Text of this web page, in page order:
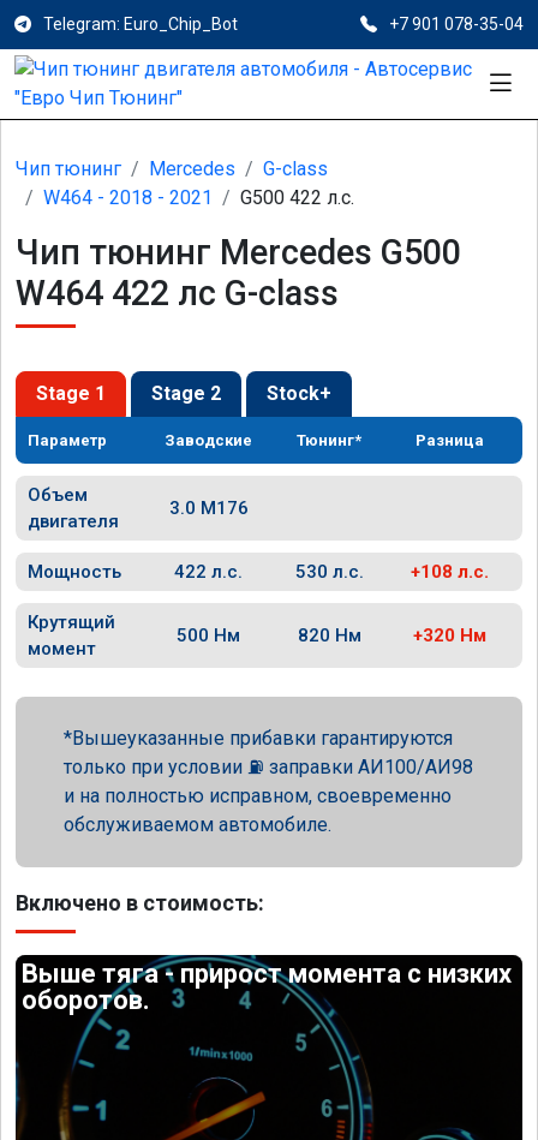
Telegram: Euro_Chip_Bot +7 901 078-35-04
Чип тюнинг Mercedes
G-class
W464 - 2018 - 2021
G500 422 л.с.
Чип тюнинг Mercedes G500
W464 422 лс G-class
Stage 1 Stage 2 Stock+
Параметр Заводские Тюнинг* Разница
Объем
двигателя
3.0 M176
Мощность 422 л.с. 530 л.с. +108 л.с.
Крутящий
момент
500 Нм 820 Нм +320 Нм
Вышеуказанные прибавки гарантируются
только при условии ⛽ заправки АИ100/АИ98
и на полностью исправном, своевременно
обслуживаемом автомобиле.
Включено в стоимость:
Выше тяга - прирост момента с низких
оборотов.